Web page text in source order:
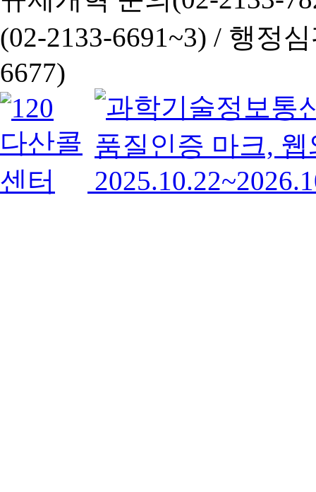
(02-2133-6691~3) / 행정심
6677)